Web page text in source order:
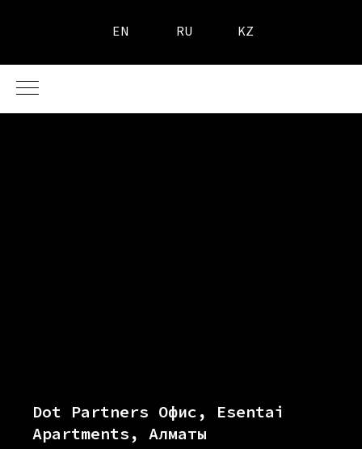
KZ
RU
EN
Dot Partners Офис, Esentai
Apartments, Алматы